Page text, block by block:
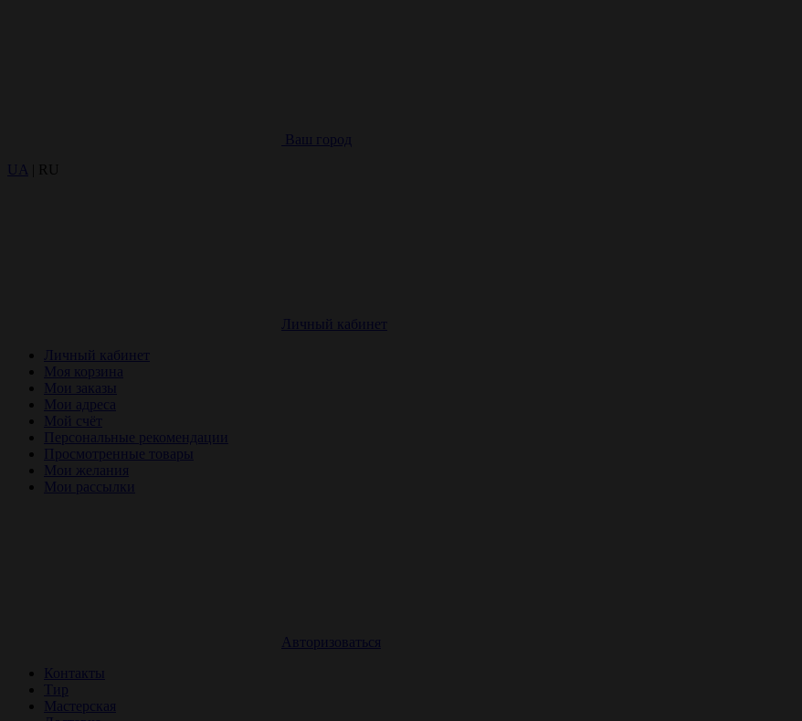
Ваш город
UA
| RU
Личный кабинет
Личный кабинет
Моя корзина
Мои заказы
Мои адреса
Мой счёт
Персональные рекомендации
Просмотренные товары
Мои желания
Мои рассылки
Авторизоваться
Контакты
Тир
Мастерская